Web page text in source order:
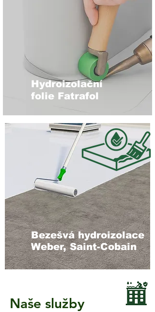
Hydroizolační
folie Fatrafol
Bezešvá hydroizolace
Weber, Saint-Cobain
Naše služby